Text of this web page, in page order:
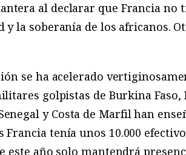
al declarar que Francia
y la soberanía de los africanos.
se ha acelerado
golpistas de Burkina
y Costa de Marfil han
Francia tenía unos 10.000
este año solo mantendrá